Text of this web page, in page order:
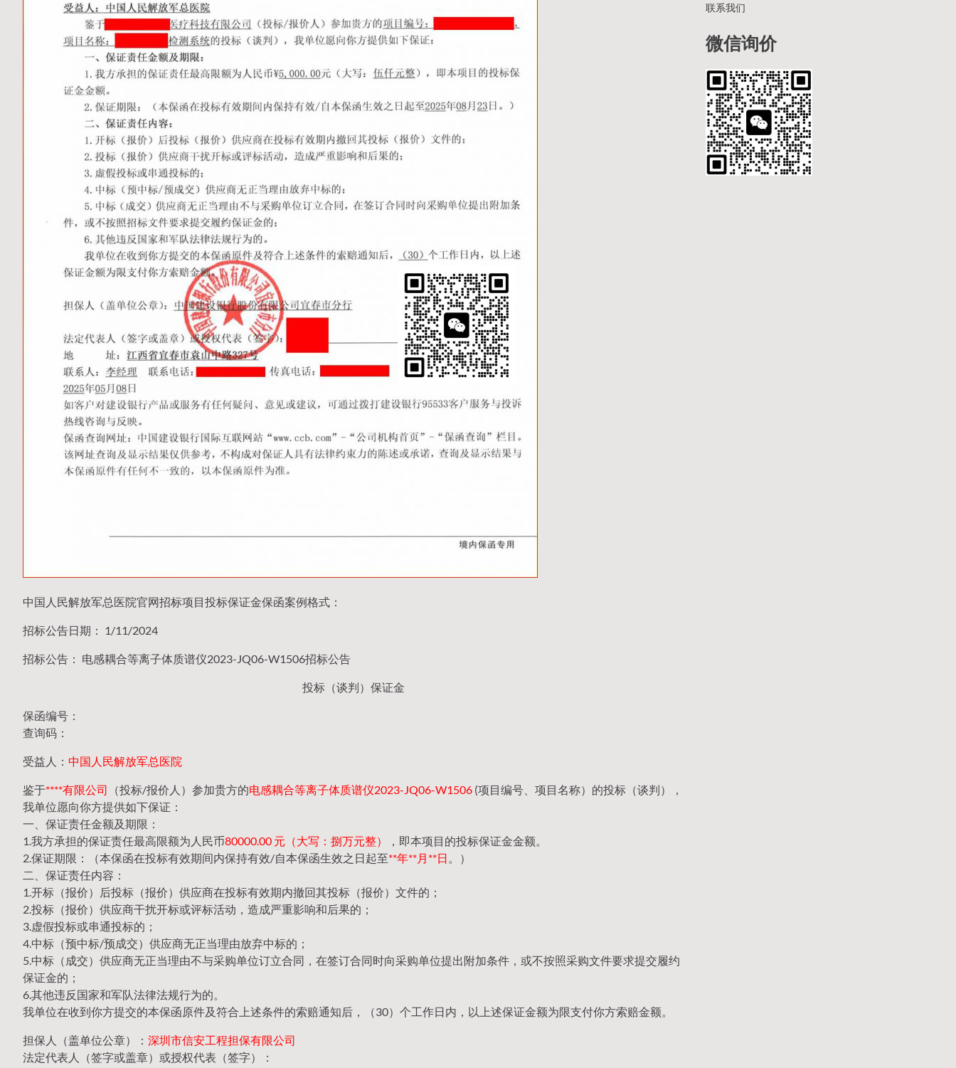
中国人民解放军总医院官网招标项目投标保证金保函案例格式：
招标公告日期： 1/11/2024
招标公告： 电感耦合等离子体质谱仪2023-JQ06-W1506招标公告
投标（谈判）保证金
保函编号：
查询码：
受益人： 中国人民解放军总医院
鉴于****有限公司 （投标/报价人）参加贵方的电感耦合等离子体质谱仪2023-JQ06-W1506 (项目编号、项目名称）的投标（谈判），
我单位愿向你方提供如下保证：
一、保证责任金额及期限：
1.我方承担的保证责任最高限额为人民币80000.00 元（大写：捌万元整）
，即本项目的投标保证金金额。
2.保证期限：（本保函在投标有效期间内保持有效/自本保函生效之日起至**年**月**日 。）
二、保证责任内容：
1.开标（报价）后投标（报价）供应商在投标有效期内撤回其投标（报价）文件的；
2.投标（报价）供应商干扰开标或评标活动，造成严重影响和后果的；
3.虚假投标或串通投标的；
4.中标（预中标/预成交）供应商无正当理由放弃中标的；
5.中标（成交）供应商无正当理由不与采购单位订立合同，在签订合同时向采购单位提出附加条件，或不按照采购文件要求提交履约
保证金的；
6.其他违反国家和军队法律法规行为的。
我单位在收到你方提交的本保函原件及符合上述条件的索赔通知后，（30）个工作日内，以上述保证金额为限支付你方索赔金额。
担保人（盖单位公章）： 深圳市信安工程担保有限公司
法定代表人（签字或盖章）或授权代表（签字）：
联系我们
微信询价